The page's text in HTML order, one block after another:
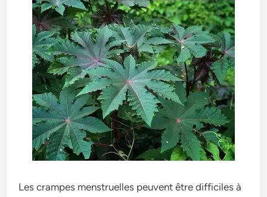
Les crampes menstruelles peuvent être difficiles à